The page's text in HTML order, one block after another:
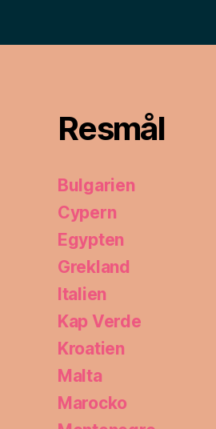
Resmål
Bulgarien
Cypern
Egypten
Grekland
Italien
Kap Verde
Kroatien
Malta
Marocko